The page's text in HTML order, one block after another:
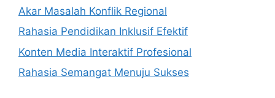
Akar Masalah Konflik Regional
Rahasia Pendidikan Inklusif Efektif
Konten Media Interaktif Profesional
Rahasia Semangat Menuju Sukses